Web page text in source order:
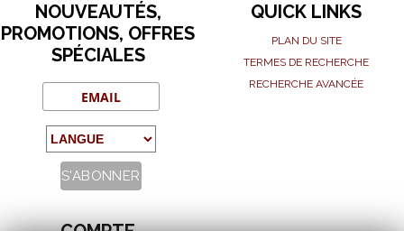
NOUVEAUTÉS,
PROMOTIONS, OFFRES
SPÉCIALES
QUICK LINKS
PLAN DU SITE
TERMES DE RECHERCHE
RECHERCHE AVANCÉE